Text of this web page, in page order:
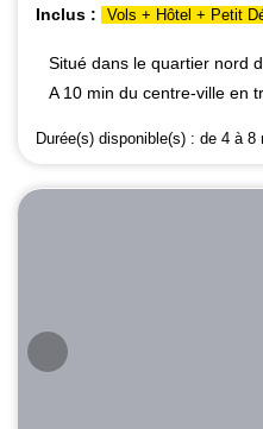
Inclus : Vols + Hôtel + Petit
Situé dans le quartier nord
A 10 min du centre-ville en
Durée(s) disponible(s) : de 4 à 8